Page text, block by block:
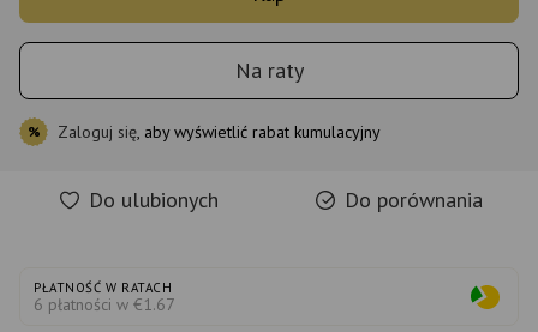
Na raty
% Zaloguj się , aby wyświetlić rabat kumulacyjny
Do ulubionych Do porównania
PŁATNOŚĆ W RATACH
6 płatności w €1.67